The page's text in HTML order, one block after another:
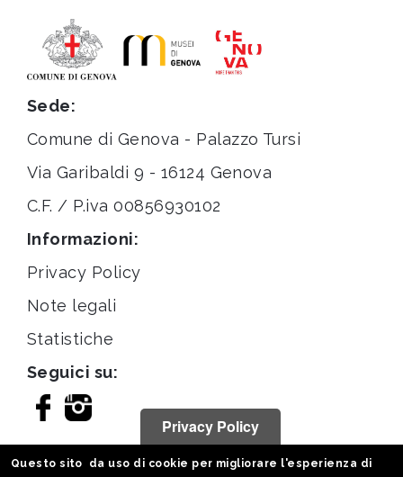
Sede:
Comune di Genova - Palazzo Tursi
Via Garibaldi 9 - 16124 Genova
C.F. / P.iva 00856930102
Informazioni:
Privacy Policy
Note legali
Statistiche
Seguici su:
Privacy Policy
Questo sito da uso di cookie per migliorare l'esperienza di